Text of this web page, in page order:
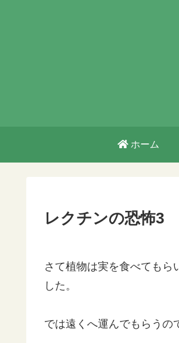
ホーム
レクチンの恐怖3
さて植物は実を食べてもら
した。
では遠くへ運んでもらうの